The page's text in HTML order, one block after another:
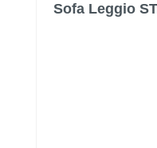
Sofa Leggio